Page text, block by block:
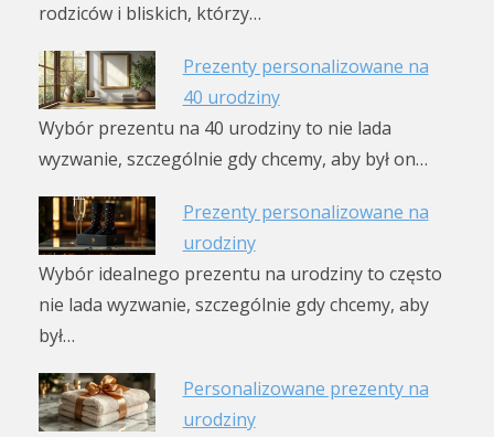
rodziców i bliskich, którzy…
Prezenty personalizowane na
40 urodziny
Wybór prezentu na 40 urodziny to nie lada
wyzwanie, szczególnie gdy chcemy, aby był on…
Prezenty personalizowane na
urodziny
Wybór idealnego prezentu na urodziny to często
nie lada wyzwanie, szczególnie gdy chcemy, aby
był…
Personalizowane prezenty na
urodziny